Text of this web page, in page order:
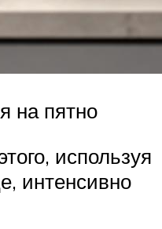
на пятно
используя
интенсивно